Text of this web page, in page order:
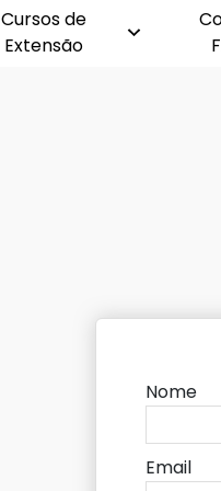
Cursos de
Extensão
Nome
Email